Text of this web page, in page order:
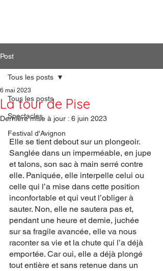
Post
Tous les posts
Spectacles
Festival d'Avignon
Tous les posts
La tour de Pise
6 mai 2023
Dernière mise à jour : 6 juin 2023
Elle se tient debout sur un plongeoir.
Sanglée dans un imperméable, en jupe
et talons, son sac à main serré contre
elle. Paniquée, elle interpelle celui ou
celle qui l’a mise dans cette position
inconfortable et qui veut l’obliger à
sauter. Non, elle ne sautera pas et,
pendant une heure et demie, juchée
sur sa fragile avancée, elle va nous
raconter sa vie et la chute qui l’a déjà
emportée. Car oui, elle a déjà plongé
tout entière et sans retenue dans un